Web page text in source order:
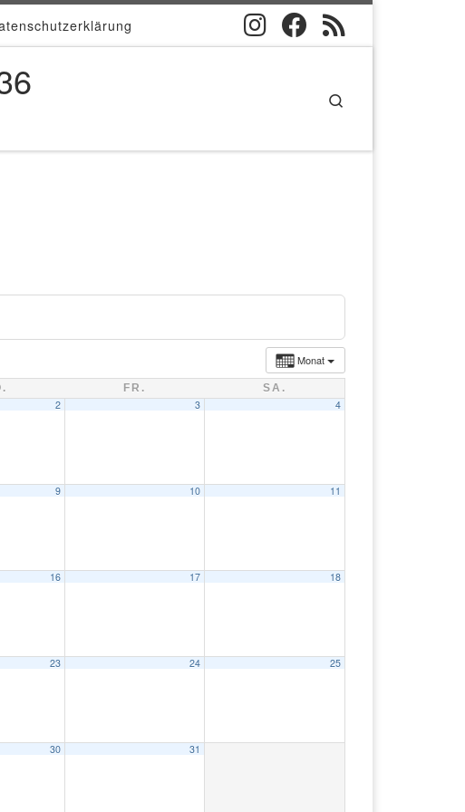
Monat
FR. SA.
2 3 4
9 10 11
16 17 18
23 24 25
30 31